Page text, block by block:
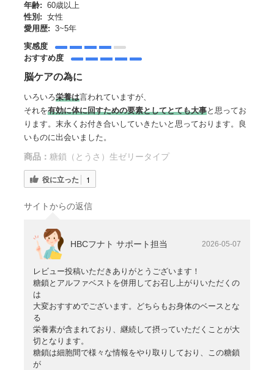
年齢: 60歳以上
性別: 女性
愛用歴: 3~5年
実感度
おすすめ度
脳ケアの為に
いろいろ栄養は言われていますが、
それを有効に体に回すための要素としてとても大事と思ってお
ります。末永くお付き合いしていきたいと思っております。良
いものに出会いました。
商品： 糖鎖（とうさ）生ゼリータイプ
役に立った 1
サイトからの返信
HBCフナト サポート担当 2026-05-07
レビュー投稿いただきありがとうございます！
糖鎖とアルファベストを併用してお召し上がりいただくの
は
大変おすすめでございます。どちらもお身体のベースとな
る
栄養素が含まれており、継続して摂っていただくことが大
切となります。
糖鎖は細胞間で様々な情報をやり取りしており、この糖鎖
が